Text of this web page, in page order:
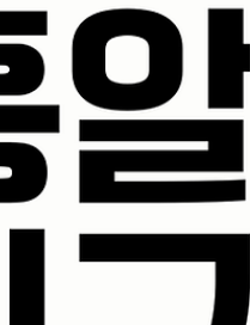
할 수 있는 좋은 선택입니다.